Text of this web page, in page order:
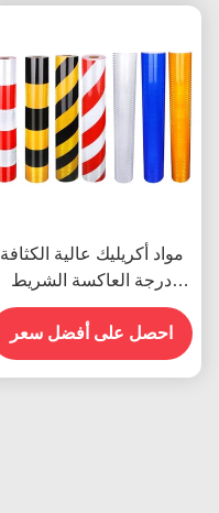
مواد أكريليك عالية الكثافة
درجة العاكسة الشريط
الميل الشريط 9300s
للملصقات المركبات
احصل على أفضل سعر